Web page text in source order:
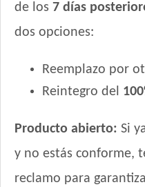
de los 7 días
dos opciones:
Reemplazo por
Reintegro del
Producto abierto: Si
y no estás conforme,
reclamo para